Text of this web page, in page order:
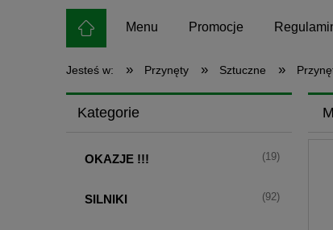
Menu Promocje
Jesteś w: » Przynęty » Sztuczne »
Kategorie
OKAZJE !!! (19)
SILNIKI (92)